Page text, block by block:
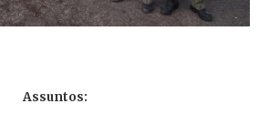
Assuntos: